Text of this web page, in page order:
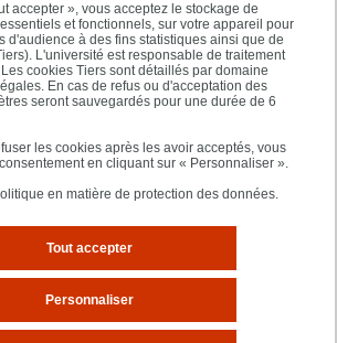
accepter », vous acceptez le stockage de
et fonctionnels, sur votre appareil pour
d'audience à des fins statistiques ainsi que de
L'université est responsable de traitement
cookies Tiers sont détaillés par domaine
En cas de refus ou d'acceptation des
seront sauvegardés pour une durée de 6
les cookies après les avoir acceptés, vous
en cliquant sur « Personnaliser ».
en matière de protection des données.
Tout accepter
Personnaliser
Plan d'accès